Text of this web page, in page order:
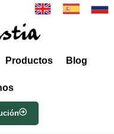
Productos Blog